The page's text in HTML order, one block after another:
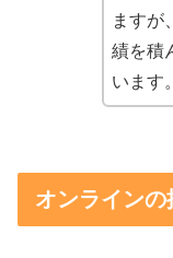
ますが
績を積
います。
オンラインの